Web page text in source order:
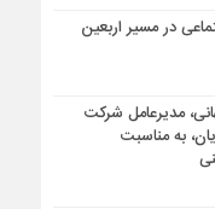
در مسیر اربعین
مدیرعامل شرکت
به مناسبت